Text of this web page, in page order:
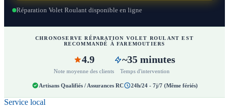
Réparation Volet Roulant disponible en ligne
CHRONOSERVE RÉPARATION VOLET ROULANT EST
RECOMMANDÉ À FAREMOUTIERS
4.9
Note moyenne des clients
~35 minutes
Temps d'intervention
Artisans Qualifiés / Assurances RC 24h/24 - 7j/7 (Même fériés)
Service local